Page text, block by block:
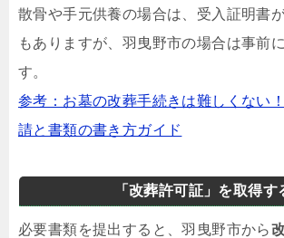
散骨や手元供養の場合は、受入証明書
もありますが、羽曳野市の場合は事前
す。
参考：お墓の改葬手続きは難しくない
請と書類の書き方ガイド
「改葬許可証」を取得す
必要書類を提出すると、羽曳野市から